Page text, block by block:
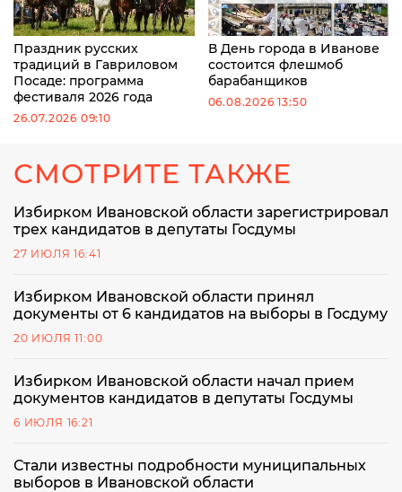
Праздник русских
традиций в Гавриловом
Посаде: программа
фестиваля 2026 года
26.07.2026 09:10
В День города в Иванове
состоится флешмоб
барабанщиков
06.08.2026 13:50
СМОТРИТЕ ТАКЖЕ
Избирком Ивановской области зарегистрировал
трех кандидатов в депутаты Госдумы
27 ИЮЛЯ 16:41
Избирком Ивановской области принял
документы от 6 кандидатов на выборы в Госдуму
20 ИЮЛЯ 11:00
Избирком Ивановской области начал прием
документов кандидатов в депутаты Госдумы
6 ИЮЛЯ 16:21
Стали известны подробности муниципальных
выборов в Ивановской области